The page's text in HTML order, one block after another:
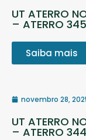
UT ATERRO
– ATERRO 345
Saiba mais
novembro 28,
UT ATERRO
– ATERRO 344